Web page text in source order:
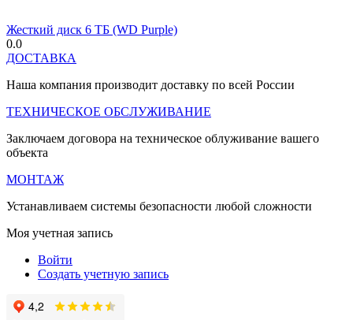
Жесткий диск 6 ТБ (WD Purple)
0.0
ДОСТАВКА
Наша компания производит доставку по всей России
ТЕХНИЧЕСКОЕ ОБСЛУЖИВАНИЕ
Заключаем договора на техническое облуживание вашего
объекта
МОНТАЖ
Устанавливаем системы безопасности любой сложности
Моя учетная запись
Войти
Создать учетную запись